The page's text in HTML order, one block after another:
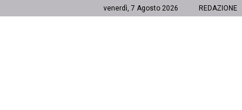
venerdì, 7 Agosto 2026 REDAZIONE